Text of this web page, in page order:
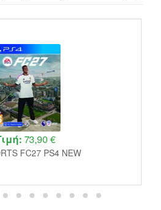
73,90 €
FC27 PS4 NEW